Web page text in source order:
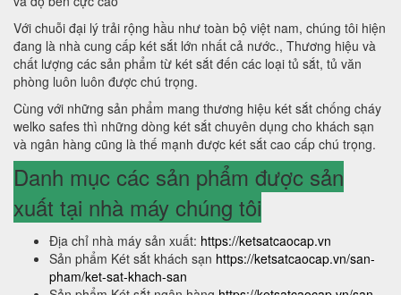
Với chuỗi đại lý trải rộng hầu như toàn bộ việt nam, chúng tôi hiện
đang là nhà cung cấp két sắt lớn nhất cả nước., Thương hiệu và
chất lượng các sản phẩm từ két sắt đến các loại tủ sắt, tủ văn
phòng luôn luôn được chú trọng.
Cùng với những sản phẩm mang thương hiệu két sắt chống cháy
welko safes thì những dòng két sắt chuyên dụng cho khách sạn
và ngân hàng cũng là thế mạnh được két sắt cao cấp chú trọng.
Danh mục các sản phẩm được sản
xuất tại nhà máy chúng tôi
Địa chỉ nhà máy sản xuất: https://ketsatcaocap.vn
Sản phẩm Két sắt khách sạn https://ketsatcaocap.vn/san-
pham/ket-sat-khach-san